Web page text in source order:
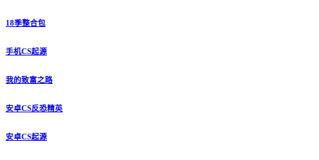
18季整合包
手机CS起源
我的致富之路
安卓CS反恐精英
安卓CS起源